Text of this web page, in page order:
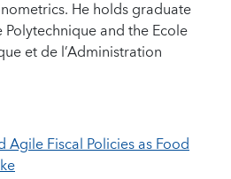
He holds graduate
and the Ecole
et de l’Administration
Agile Fiscal Policies as Food